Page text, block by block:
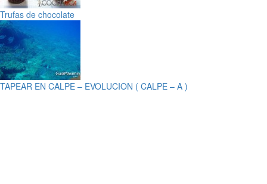
Trufas de chocolate
TAPEAR EN CALPE – EVOLUCION ( CALPE – A )